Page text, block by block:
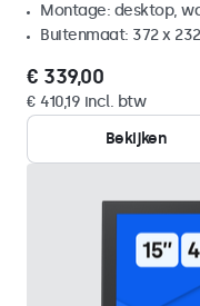
Montage: desktop,
Buitenmaat: 372 x
€ 339,00
€ 410,19 incl. btw
Bekijken